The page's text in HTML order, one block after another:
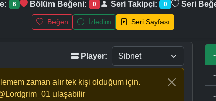
6 Bölüm Beğeni: 0 Seri Takipçi: 0 Seri
Beğen İzledim Seri Sayfası
Player:
zaman alır tek kişi olduğum için.
ulaşabilir